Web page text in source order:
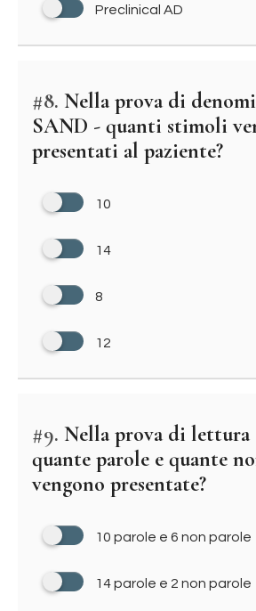
Preclinical AD
#8. Nella prova di
SAND - quanti stimoli
presentati al paziente?
10
14
8
12
#9. Nella prova di lettura
quante parole e quante
vengono presentate?
10 parole e 6 non parole
14 parole e 2 non parole